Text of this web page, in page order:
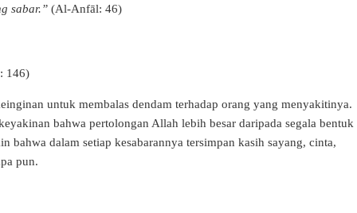
sabar.” (Al-Anfāl: 46)
146)
untuk membalas dendam terhadap orang yang menyakitinya.
bahwa pertolongan Allah lebih besar daripada segala bentuk
bahwa dalam setiap kesabarannya tersimpan kasih sayang, cinta,
pun.